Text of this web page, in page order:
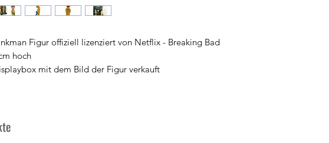
Figur offiziell lizenziert von Netflix - Breaking Bad
hoch
mit dem Bild der Figur verkauft